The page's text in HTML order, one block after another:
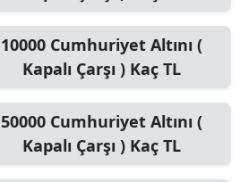
10000 Cumhuriyet Altını (
Kapalı Çarşı ) Kaç TL
50000 Cumhuriyet Altını (
Kapalı Çarşı ) Kaç TL